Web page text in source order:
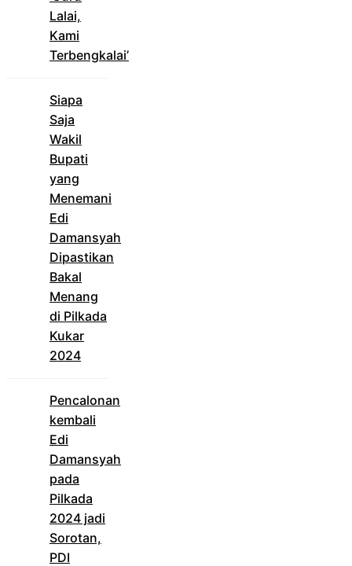
Lalai,
Kami
Terbengkalai’
Siapa
Saja
Wakil
Bupati
yang
Menemani
Edi
Damansyah
Dipastikan
Bakal
Menang
di Pilkada
Kukar
2024
Pencalonan
kembali
Edi
Damansyah
pada
Pilkada
2024 jadi
Sorotan,
PDI